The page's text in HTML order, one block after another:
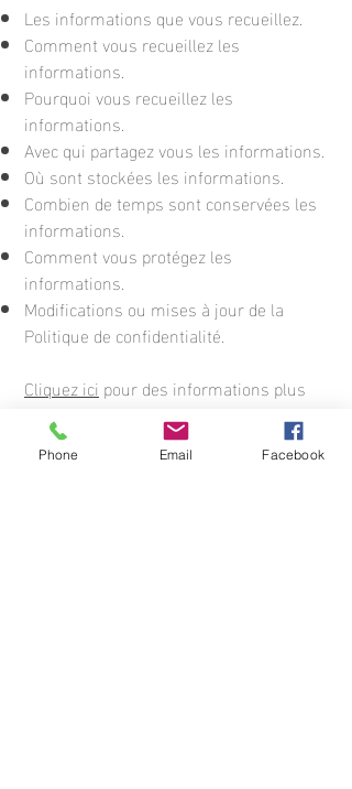
Les informations que vous recueillez.
Comment vous recueillez les
informations.
Pourquoi vous recueillez les
informations.
Avec qui partagez vous les informations.
Où sont stockées les informations.
Combien de temps sont conservées les
informations.
Comment vous protégez les
informations.
Modifications ou mises à jour de la
Politique de confidentialité.
Cliquez ici pour des informations plus
détaillées sur comment formuler votre
politique de confidentialité.
Phone Email Facebook